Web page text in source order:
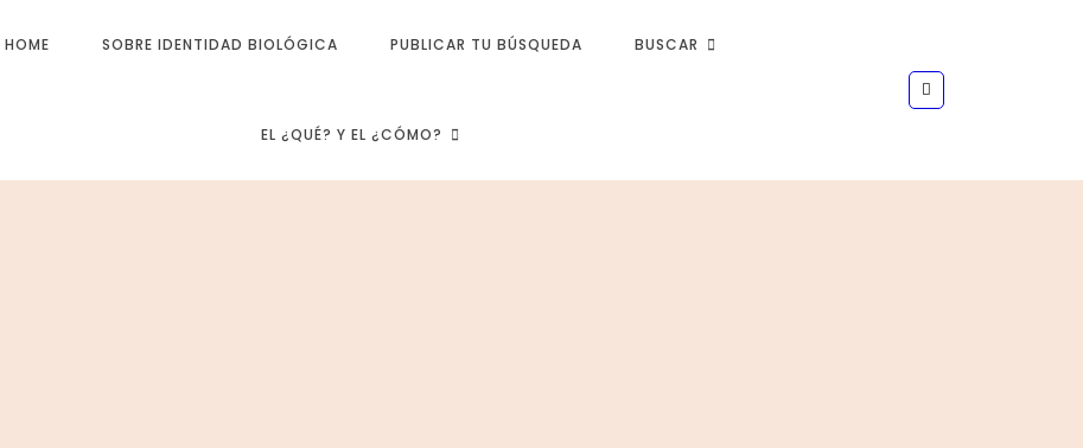
HOME SOBRE IDENTIDAD BIOLÓGICA PUBLICAR TU BÚSQUEDA BUSCAR
EL ¿QUÉ? Y EL ¿CÓMO?